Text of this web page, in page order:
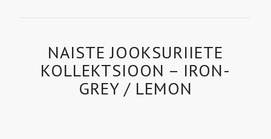
NAISTE JOOKSURIIETE
KOLLEKTSIOON – IRON-
GREY / LEMON